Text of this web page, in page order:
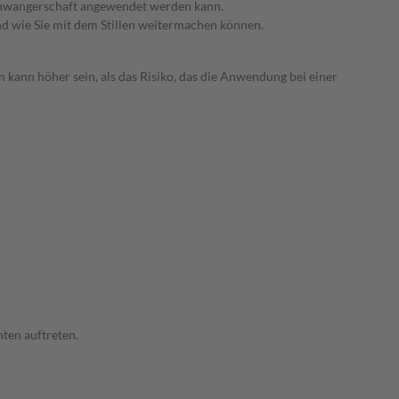
angewendet werden kann.
wie Sie mit dem Stillen weitermachen können.
höher sein, als das Risiko, das die Anwendung bei einer
auftreten.